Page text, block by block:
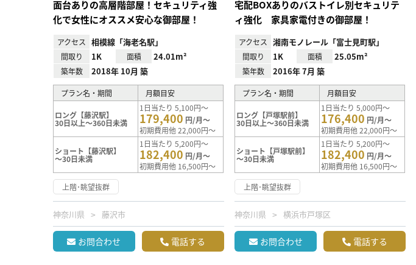
面台ありの高層階部屋！セキュリティ強
化で女性にオススメ安心な御部屋！
アクセス 相模線「海老名駅」
間取り 1K 面積 24.01m²
築年数 2018年 10月 築
プラン名・期間 月額目安
ロング【藤沢駅】
30日以上～360日未満
1日当たり 5,100円～
179,400 円/月～
初期費用他 22,000円～
ショート【藤沢駅】
～30日未満
1日当たり 5,200円～
182,400 円/月～
初期費用他 16,500円～
上階･眺望抜群
神奈川県 藤沢市
お問合わせ 電話する
宅配BOXありのバストイレ別セキュリテ
ィ強化 家具家電付きの御部屋！
アクセス 湘南モノレール「富士見町駅」
間取り 1K 面積 25.05m²
築年数 2016年 7月 築
プラン名・期間 月額目安
ロング【戸塚駅前】
30日以上～360日未満
1日当たり 5,000円～
176,400 円/月～
初期費用他 22,000円～
ショート【戸塚駅前】
～30日未満
1日当たり 5,200円～
182,400 円/月～
初期費用他 16,500円～
上階･眺望抜群
神奈川県 横浜市戸塚区
お問合わせ 電話する